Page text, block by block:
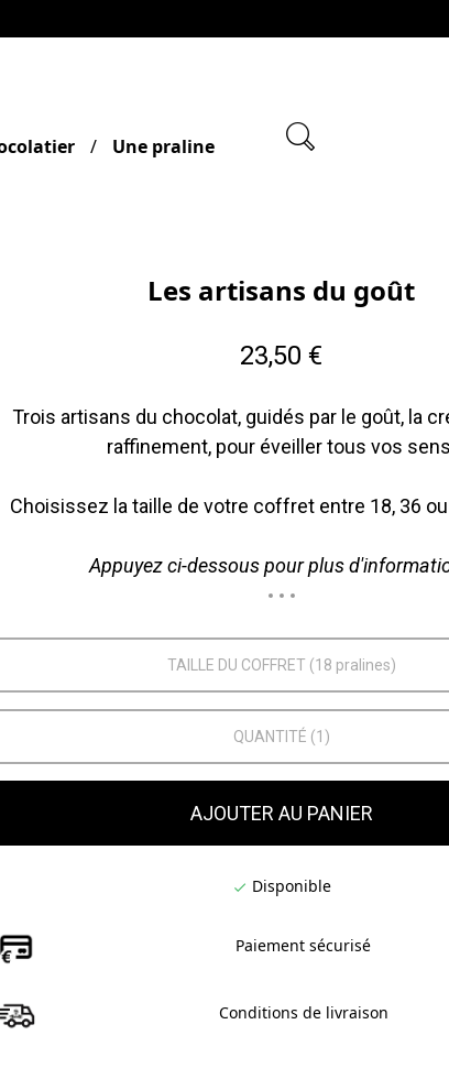
Une praline
Les artisans du goût
23,50 €
Trois artisans du chocolat, guidés par le goût, la
raffinement, pour éveiller tous vos
Choisissez la taille de votre coffret entre 18, 36
Appuyez ci-dessous pour plus
TAILLE DU COFFRET 18 pralines
QUANTITÉ 1
AJOUTER AU PANIER
 Disponible
Paiement sécurisé
Conditions de livraison